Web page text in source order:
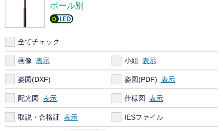
ポール別
全てチェック
画像 小組
姿図(DXF) 姿図(PDF)
配光図 仕様図
取説・合格証 IESファイル